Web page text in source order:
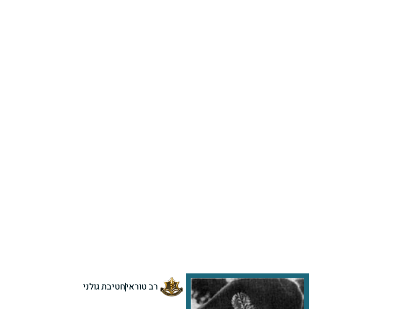
רב טוראיחטיבת גולני